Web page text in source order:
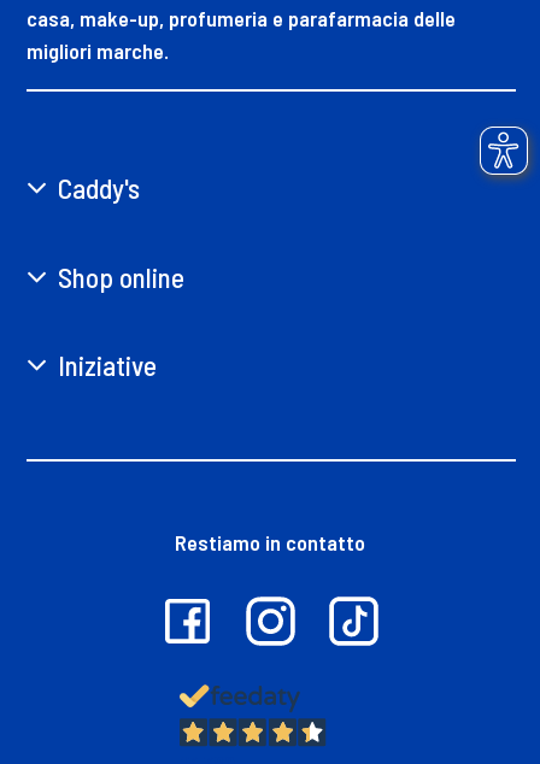
casa, make-up, profumeria e parafarmacia delle
migliori marche.
Caddy's
Shop online
Iniziative
Restiamo in contatto